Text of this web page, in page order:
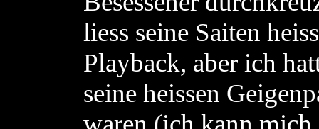
liess seine Saiten
Playback, aber ich
seine heissen